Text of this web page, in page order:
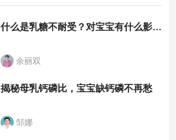
什么是乳糖不耐受？对宝宝有什么影响？
余丽双
揭秘母乳钙磷比，宝宝缺钙磷不再愁
邹娜